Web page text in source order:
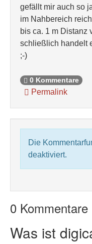
gefällt mir auch so
im Nahbereich
bis ca. 1 m Distanz
schließlich handelt
;-)
0 Kommentare
Permalink
Die
deaktiviert.
0 Kommentare
Was ist